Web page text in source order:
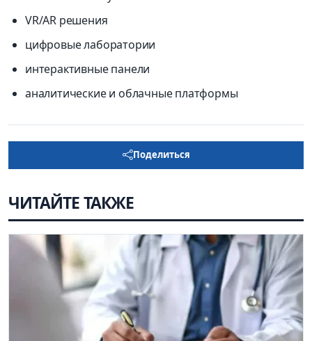
VR/AR решения
цифровые лаборатории
интерактивные панели
аналитические и облачные платформы
Поделиться
ЧИТАЙТЕ ТАКЖЕ